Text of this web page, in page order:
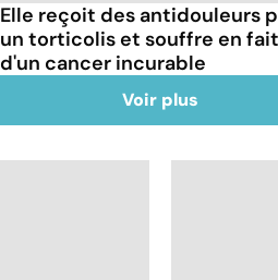
Elle reçoit des antidouleurs
un torticolis et souffre en fait
d'un cancer incurable
Voir plus